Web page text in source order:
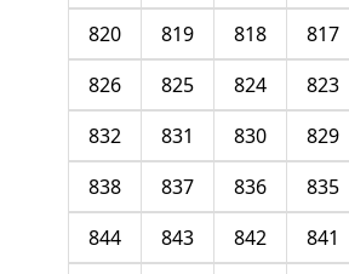
817
818
819
820
823
824
825
826
829
830
831
832
835
836
837
838
841
842
843
844